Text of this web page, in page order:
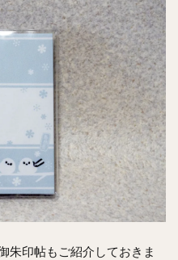
朱印帖もご紹介しておきま